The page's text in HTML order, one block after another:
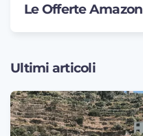
Le Offerte Amazon
Ultimi articoli